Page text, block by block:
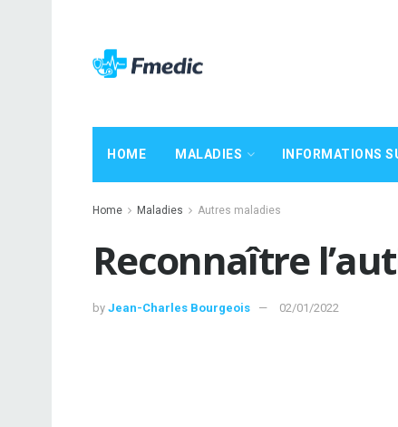
HOME MALADIES INFORMATIONS
Home Maladies Autres maladies
Reconnaître
by Jean-Charles Bourgeois 02/01/2022